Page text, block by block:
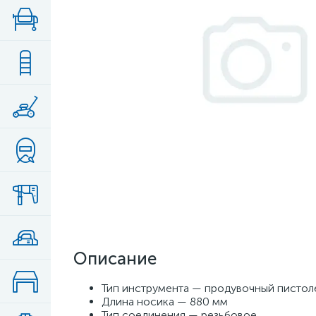
Описание
Тип инструмента — продувочный
Длина носика — 880 мм